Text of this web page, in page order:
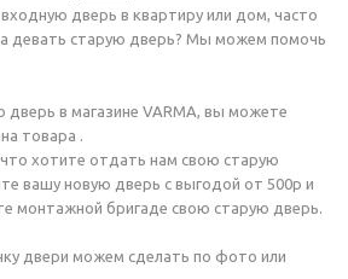
дверь в квартиру или дом, часто
девать старую дверь? Мы можем помочь
в магазине VARMA, вы можете
товара .
хотите отдать нам свою старую
вашу новую дверь c выгодой от 500р и
монтажной бригаде свою старую дверь.
двери можем сделать по фото или